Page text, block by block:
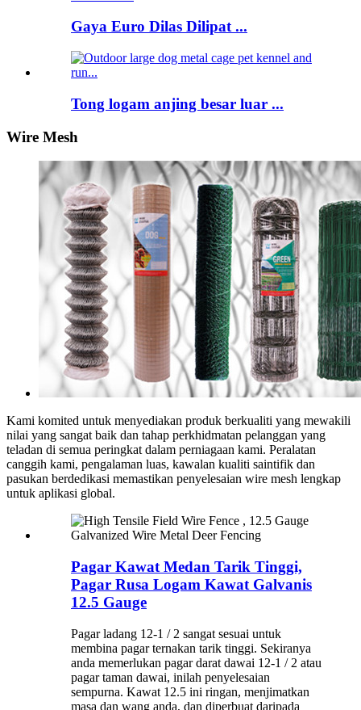
Gaya Euro Dilas Dilipat ...
Tong logam anjing besar luar ...
Wire Mesh
Kami komited untuk menyediakan produk berkualiti yang mewakili
nilai yang sangat baik dan tahap perkhidmatan pelanggan yang
teladan di semua peringkat dalam perniagaan kami. Peralatan
canggih kami, pengalaman luas, kawalan kualiti saintifik dan
pasukan berdedikasi memastikan penyelesaian wire mesh lengkap
untuk aplikasi global.
Pagar Kawat Medan Tarik Tinggi,
Pagar Rusa Logam Kawat Galvanis
12.5 Gauge
Pagar ladang 12-1 / 2 sangat sesuai untuk
membina pagar ternakan tarik tinggi. Sekiranya
anda memerlukan pagar darat dawai 12-1 / 2 atau
pagar taman dawai, inilah penyelesaian
sempurna. Kawat 12.5 ini ringan, menjimatkan
masa dan wang anda, dan diperbuat daripada